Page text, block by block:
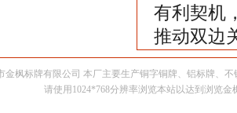
有利契机
推动双边
金枫标牌有限公司 本厂主要生产铜字铜牌、铝标牌、
请使用1024*768分辨率浏览本站以达到浏览